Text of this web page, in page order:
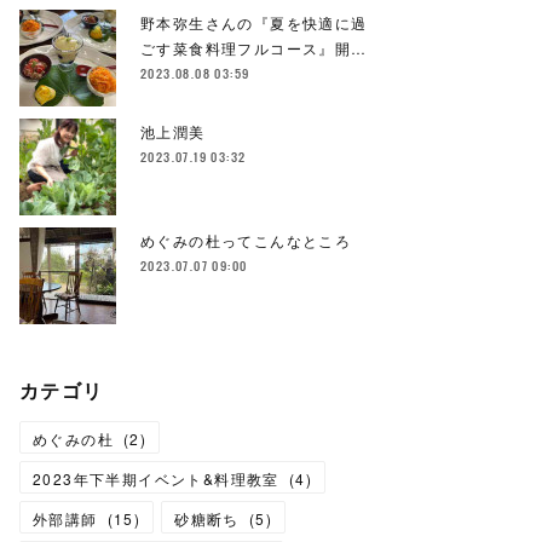
野本弥生さんの『夏を快適に過
ごす菜食料理フルコース』開…
2023.08.08 03:59
池上潤美
2023.07.19 03:32
めぐみの杜ってこんなところ
2023.07.07 09:00
カテゴリ
めぐみの杜 (2)
2023年下半期イベント&料理教室
(4)
外部講師
(15) 砂糖断ち (5)